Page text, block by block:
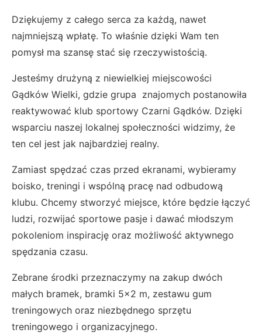
Dziękujemy z całego serca za każdą, nawet
najmniejszą wpłatę. To właśnie dzięki Wam ten
pomysł ma szansę stać się rzeczywistością.
Jesteśmy drużyną z niewielkiej miejscowości
Gądków Wielki, gdzie grupa znajomych postanowiła
reaktywować klub sportowy Czarni Gądków. Dzięki
wsparciu naszej lokalnej społeczności widzimy, że
ten cel jest jak najbardziej realny.
Zamiast spędzać czas przed ekranami, wybieramy
boisko, treningi i wspólną pracę nad odbudową
klubu. Chcemy stworzyć miejsce, które będzie łączyć
ludzi, rozwijać sportowe pasje i dawać młodszym
pokoleniom inspirację oraz możliwość aktywnego
spędzania czasu.
Zebrane środki przeznaczymy na zakup dwóch
małych bramek, bramki 5×2 m, zestawu gum
treningowych oraz niezbędnego sprzętu
treningowego i organizacyjnego.